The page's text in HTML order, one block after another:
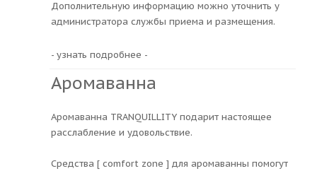
Дополнительную информацию можно уточнить у
администратора службы приема и размещения.
- узнать подробнее -
Аромаванна
Аромаванна TRANQUILLITY подарит настоящее
расслабление и удовольствие.
Средства [ comfort zone ] для аромаванны помогут